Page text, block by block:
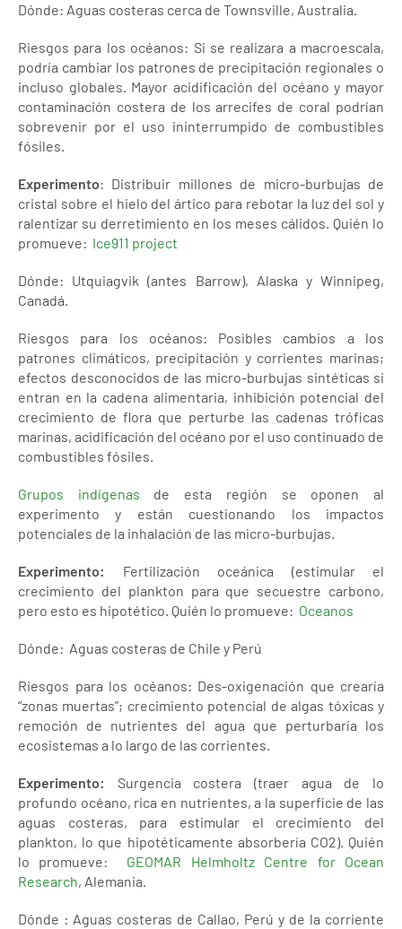
Dónde: Aguas costeras cerca de Townsville, Australia.
Riesgos para los océanos: Si se realizara a macroescala,
podría cambiar los patrones de precipitación regionales o
incluso globales. Mayor acidificación del océano y mayor
contaminación costera de los arrecifes de coral podrían
sobrevenir por el uso ininterrumpido de combustibles
fósiles.
Experimento: Distribuir millones de micro-burbujas de
cristal sobre el hielo del ártico para rebotar la luz del sol y
ralentizar su derretimiento en los meses cálidos. Quién lo
promueve: Ice911 project
Dónde: Utquiagvik (antes Barrow), Alaska y Winnipeg,
Canadá.
Riesgos para los océanos: Posibles cambios a los
patrones climáticos, precipitación y corrientes marinas;
efectos desconocidos de las micro-burbujas sintéticas si
entran en la cadena alimentaria, inhibición potencial del
crecimiento de flora que perturbe las cadenas tróficas
marinas, acidificación del océano por el uso continuado de
combustibles fósiles.
Grupos indígenas de esta región se oponen al
experimento y están cuestionando los impactos
potenciales de la inhalación de las micro-burbujas.
Experimento: Fertilización oceánica (estimular el
crecimiento del plankton para que secuestre carbono,
pero esto es hipotético. Quién lo promueve: Oceanos
Dónde: Aguas costeras de Chile y Perú
Riesgos para los océanos: Des-oxigenación que crearía
“zonas muertas”; crecimiento potencial de algas tóxicas y
remoción de nutrientes del agua que perturbaría los
ecosistemas a lo largo de las corrientes.
Experimento: Surgencia costera (traer agua de lo
profundo océano, rica en nutrientes, a la superficie de las
aguas costeras, para estimular el crecimiento del
plankton, lo que hipotéticamente absorbería CO2). Quién
lo promueve: GEOMAR Helmholtz Centre for Ocean
Research, Alemania.
Dónde : Aguas costeras de Callao, Perú y de la corriente